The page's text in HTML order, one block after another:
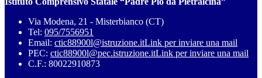
Via Modena, 21 - Misterbianco (CT)
Tel: 095/7556951
Email: ctic88900l@istruzione.itLink per inviare una mail
PEC: ctic88900l@pec.istruzione.itLink per inviare una mail
C.F.: 80022910873